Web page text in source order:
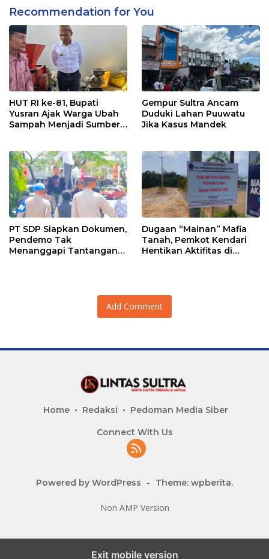
Recommendation for You
HUT RI ke-81, Bupati
Yusran Ajak Warga Ubah
Sampah Menjadi Sumber
Gempur Sultra Ancam
Duduki Lahan Puuwatu
Jika Kasus Mandek
PT SDP Siapkan Dokumen,
Pendemo Tak
Menanggapi Tantangan
Dugaan “Mainan” Mafia
Tanah, Pemkot Kendari
Hentikan Aktifitas di
Add Comment
Home Redaksi Pedoman Media Siber
Connect With Us
Powered by WordPress - Theme: wpberita.
Non AMP Version
Exit mobile version